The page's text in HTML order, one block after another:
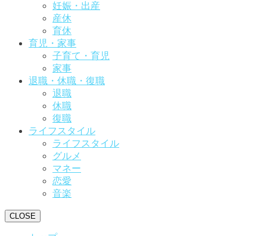
妊娠・出産
産休
育休
育児・家事
子育て・育児
家事
退職・休職・復職
退職
休職
復職
ライフスタイル
ライフスタイル
グルメ
マネー
恋愛
音楽
CLOSE